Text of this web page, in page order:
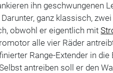
ihn geschwungenen
ganz klassisch,
obwohl er eigentlich mit
alle vier Räder
Range-Extender in
antreiben soll er den